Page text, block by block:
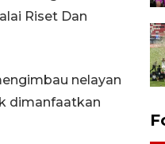
Riset Dan
nelayan
dimanfaatkan